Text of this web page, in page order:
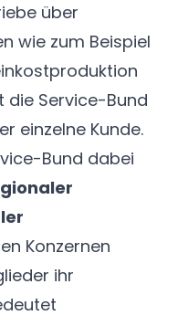
über
wie zum Beispiel
die Service-Bund
einzelne Kunde.
Bund dabei
Konzernen
ihr